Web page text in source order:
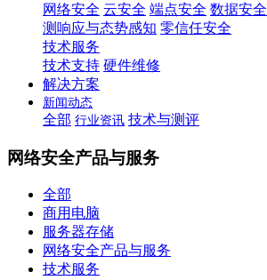
网络安全 云安全 端点安全 数据安全
测响应与态势感知 零信任安全
技术服务
技术支持 硬件维修
解决方案
新闻动态
全部 行业资讯 技术与测评
网络安全产品与服务
全部
商用电脑
服务器存储
网络安全产品与服务
技术服务